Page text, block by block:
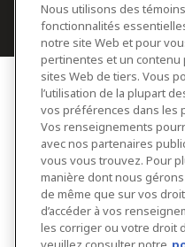
Nous utilisons des
fonctionnalités
notre site Web et pour
pertinentes et un contenu
sites Web de tiers. Vous
l’utilisation de la plupart
vos préférences dans les
Vos renseignements
avec nos partenaires
vous vous trouvez. Pour
manière dont nous
de même que sur vos
d’accéder à vos
les corriger ou votre droit